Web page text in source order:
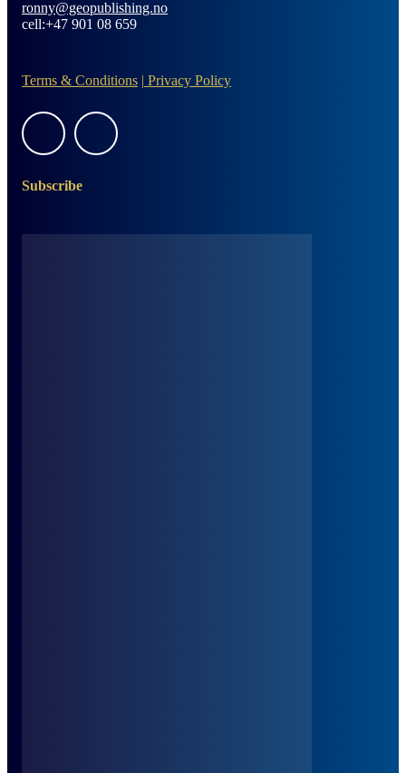
ronny@geopublishing.no
cell:+47 901 08 659
Terms & Conditions | Privacy Policy
Subscribe